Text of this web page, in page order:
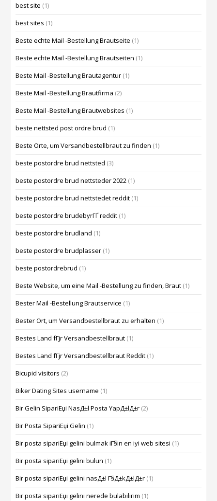
best site (1)
best sites (1)
Beste echte Mail -Bestellung Brautseite (1)
Beste echte Mail -Bestellung Brautseiten (1)
Beste Mail -Bestellung Brautagentur (1)
Beste Mail -Bestellung Brautfirma (2)
Beste Mail -Bestellung Brautwebsites (1)
beste nettsted post ordre brud (1)
Beste Orte, um Versandbestellbraut zu finden (1)
beste postordre brud nettsted (3)
beste postordre brud nettsteder 2022 (1)
beste postordre brud nettstedet reddit (1)
beste postordre brudebyrГҐ reddit (1)
beste postordre brudland (1)
beste postordre brudplasser (1)
beste postordrebrud (1)
Beste Website, um eine Mail -Bestellung zu finden, Braut (1)
Bester Mail -Bestellung Brautservice (1)
Bester Ort, um Versandbestellbraut zu erhalten (1)
Bestes Land fГјr Versandbestellbraut (1)
Bestes Land fГјr Versandbestellbraut Reddit (1)
Bicupid visitors (2)
Biker Dating Sites username (1)
Bir Gelin SipariЕџi NasД±l Posta YapД±lД±r (2)
Bir Posta SipariЕџi Gelin (1)
Bir posta sipariЕџi gelini bulmak iГ§in en iyi web sitesi (1)
Bir posta sipariЕџi gelini bulun (1)
Bir posta sipariЕџi gelini nasД±l Г§Д±kД±lД±r (1)
Bir posta sipariЕџi gelini nerede bulabilirim (1)